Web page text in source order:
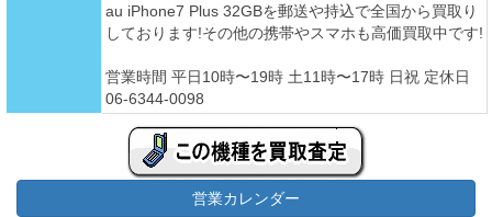
au iPhone7 Plus 32GBを郵送や持込で全国から買取り
しております!その他の携帯やスマホも高価買取中です!
営業時間 平日10時〜19時 土11時〜17時 日祝 定休日
06-6344-0098
営業カレンダー